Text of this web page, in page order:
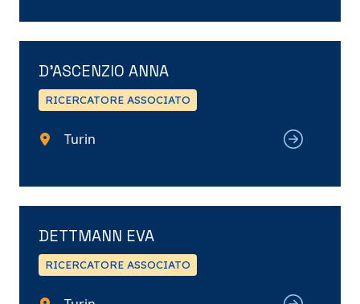
D’ASCENZIO ANNA
RICERCATORE ASSOCIATO
Turin
DETTMANN EVA
RICERCATORE ASSOCIATO